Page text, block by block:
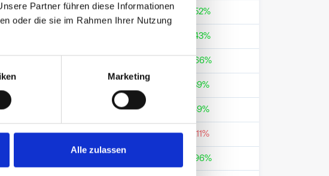
Partner führen diese Informationen
oder die sie im Rahmen Ihrer Nutzung
Marketing
Alle zulassen
0.43% 2.85 % 22.52%
33.43%
33.66%
19.39%
4.77% 21.49%
0.46% 0.87% -72.11%
25.96%